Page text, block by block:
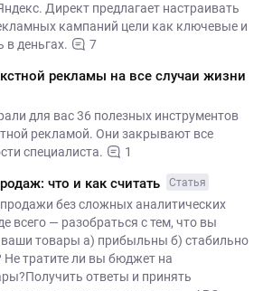
Директ предлагает настраивать
кампаний цели как ключевые и
в деньгах.
7
рекламы на все случаи жизни
для вас 36 полезных инструментов
рекламой. Они закрывают все
специалиста.
1
что и как считать Статья
без сложных аналитических
всего — разобраться с тем, что вы
ваши товары а) прибыльны б) стабильно
Не тратите ли вы бюджет на
ответы и принять